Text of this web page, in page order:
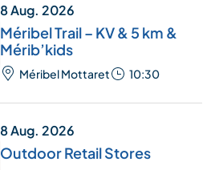
8 Aug. 2026
Méribel Trail – KV & 5 km &
Mérib’kids
Méribel Mottaret 10:30
8 Aug. 2026
Outdoor Retail Stores